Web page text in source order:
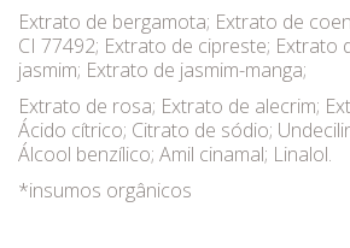
Extrato de bergamota; Extrato de
CI 77492; Extrato de cipreste; Extrato
jasmim; Extrato de jasmim-manga;
Extrato de rosa; Extrato de alecrim;
Ácido cítrico; Citrato de sódio;
Álcool benzílico; Amil cinamal; Linalol.
*insumos orgânicos